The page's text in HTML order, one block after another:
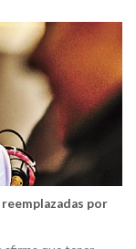
por